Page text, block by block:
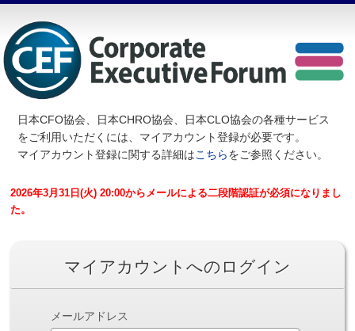
日本CFO協会、日本CHRO協会、日本CLO協会の各種サービス
をご利用いただくには、マイアカウント登録が必要です。
マイアカウント登録に関する詳細はこちらをご参照ください。
2026年3月31日(火) 20:00からメールによる二段階認証が必須になりまし
た。
マイアカウントへのログイン
メールアドレス